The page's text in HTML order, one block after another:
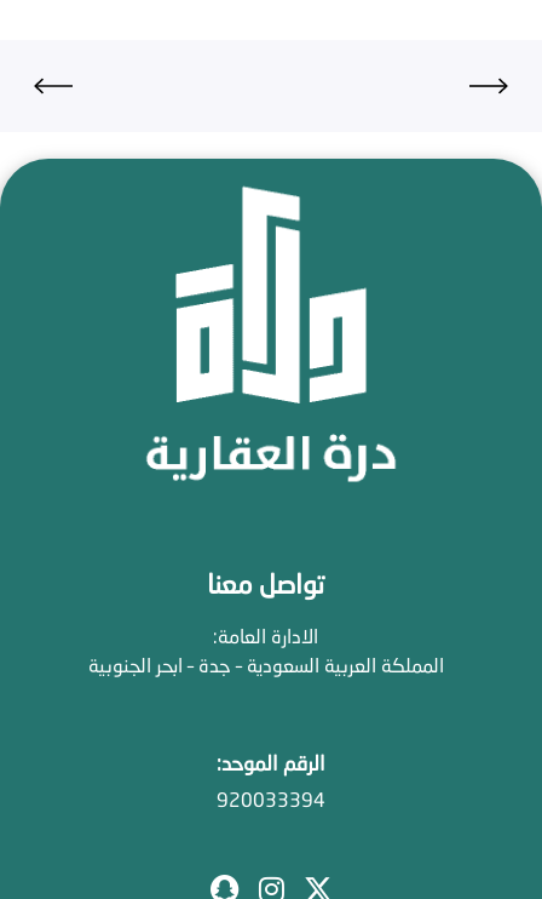
تواصل معنا
الادارة العامة:
المملكة العربية السعودية – جدة – ابحر الجنوبية
الرقم الموحد:
920033394